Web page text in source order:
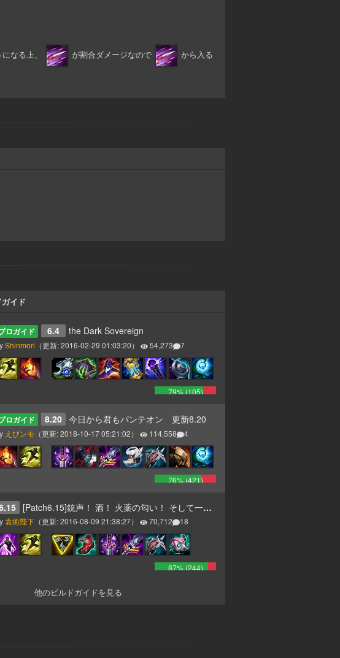
なる上、 が割合ダメージなので から入る
イド
ロガイド 6.4 the Dark Sovereign
Shinmori （更新:2016-02-29 01:03:20） 54,273 7
79% (105)
ロガイド 8.20 今日から君もパンテオン 更新8.20
えびンモ （更新:2018-10-17 05:21:02） 114,558 4
76% (421)
[Patch6.15]銃声！ 酒！ 火薬の匂い！ そして一斉砲撃のお知らせだ！ ヤーハハーハー！
袁術陛下 （更新:2016-08-09 21:38:27） 70,712 18
87% (244)
他のビルドガイドを見る